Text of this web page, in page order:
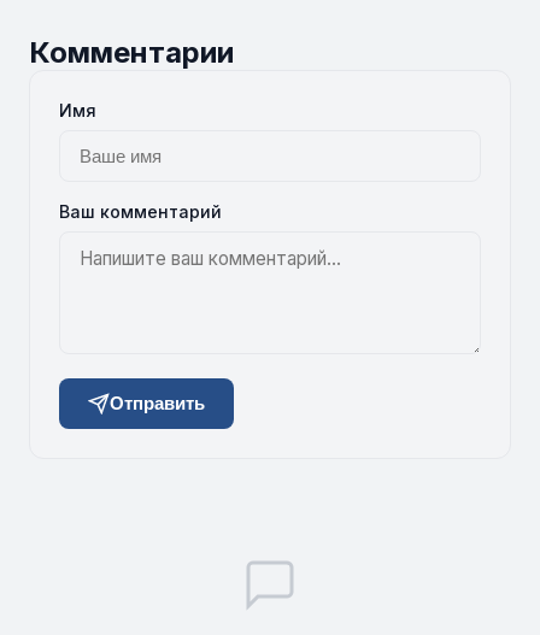
Комментарии
Имя
Ваш комментарий
Отправить